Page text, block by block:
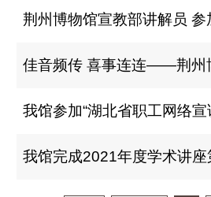
佳音频传 喜事连连——荆州
我馆完成2021年度学术讲座